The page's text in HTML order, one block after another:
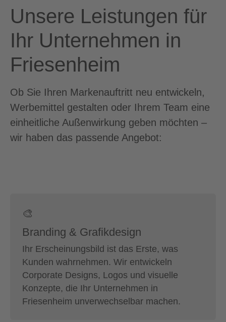
Unsere Leistungen für
Ihr Unternehmen in
Friesenheim
Ob Sie Ihren Markenauftritt neu entwickeln,
Werbemittel gestalten oder Ihrem Team eine
einheitliche Außenwirkung geben möchten –
wir haben das passende Angebot:
🎨
Branding & Grafikdesign
Ihr Erscheinungsbild ist das Erste, was
Kunden wahrnehmen. Wir entwickeln
Corporate Designs, Logos und visuelle
Konzepte, die Ihr Unternehmen in
Friesenheim unverwechselbar machen.